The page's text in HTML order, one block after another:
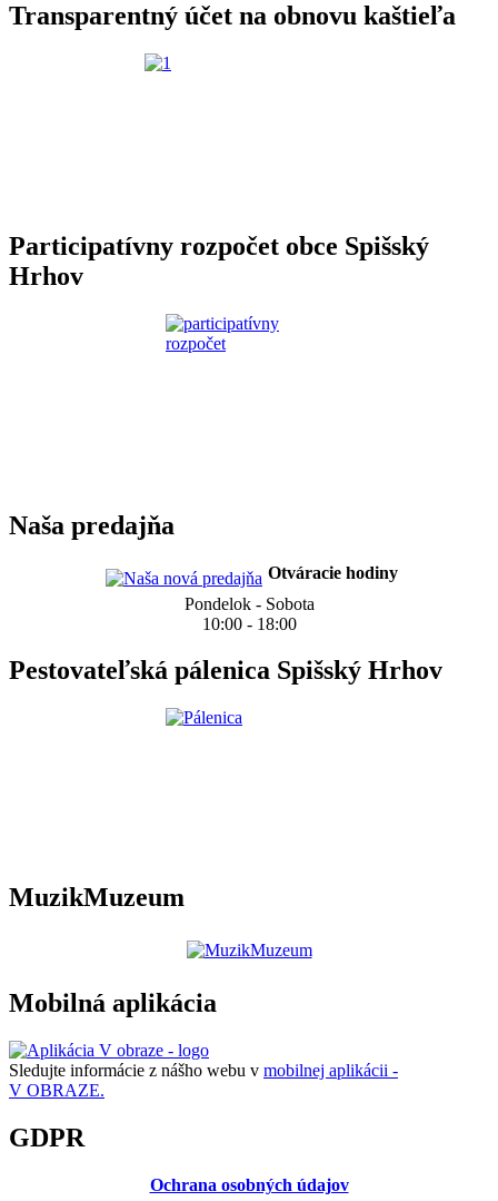
Transparentný účet na obnovu kaštieľa
Participatívny rozpočet obce Spišský
Hrhov
Naša predajňa
Otváracie hodiny
Pondelok - Sobota
10:00 - 18:00
Pestovateľská pálenica Spišský Hrhov
MuzikMuzeum
Mobilná aplikácia
Sledujte informácie z nášho webu v mobilnej aplikácii -
V OBRAZE.
GDPR
Ochrana osobných údajov